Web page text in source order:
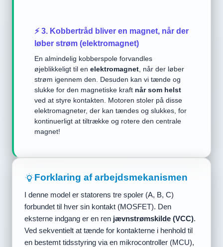
⚡ 3. Kobbertråd bliver en magnet, når der
løber strøm (elektromagnet)
En almindelig kobberspole forvandles
øjeblikkeligt til en elektromagnet , når der løber
strøm igennem den. Desuden kan vi tænde og
slukke for den magnetiske kraft når som helst
ved at styre kontakten. Motoren stoler på disse
elektromagneter, der kan tændes og slukkes, for
kontinuerligt at tiltrække og rotere den centrale
magnet!
Forklaring af arbejdsmekanismen
I denne model er statorens tre spoler (A, B, C)
forbundet til hver sin kontakt (MOSFET). Den
eksterne indgang er en ren jævnstrømskilde (VCC).
Ved sekventielt at tænde for kontakterne i henhold til
en bestemt tidsstyring via en mikrocontroller (MCU),